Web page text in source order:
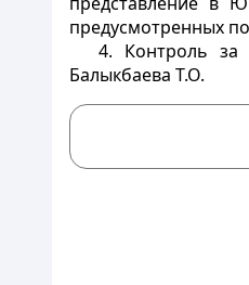
предусмотренных
4. Контроль за
Балыкбаева Т.О.